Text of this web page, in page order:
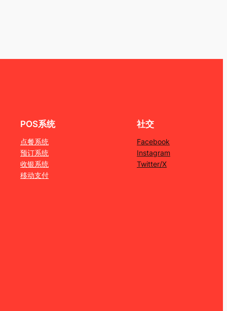
POS系统
点餐系统
预订系统
收银系统
移动支付
社交
Facebook
Instagram
Twitter/X